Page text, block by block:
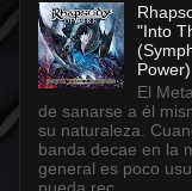
"Into
Power)
El
de sanarse a él
su naturaleza.
banda decae en la
general es poco
pueda rec...